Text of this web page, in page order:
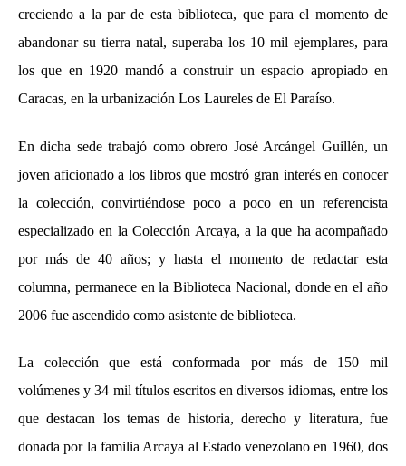
creciendo a la par de esta biblioteca, que para el momento de
abandonar su tierra natal, superaba los 10 mil ejemplares, para
los que en 1920 mandó a construir un espacio apropiado en
Caracas, en la urbanización Los Laureles de El Paraíso.
En dicha sede trabajó como obrero José Arcángel Guillén, un
joven aficionado a los libros que mostró gran interés en conocer
la colección, convirtiéndose poco a poco en un referencista
especializado en la Colección Arcaya, a la que ha acompañado
por más de 40 años; y hasta el momento de redactar esta
columna, permanece en la Biblioteca Nacional, donde en el año
2006 fue ascendido como asistente de biblioteca.
La colección que está conformada por más de 150 mil
volúmenes y 34 mil títulos escritos en diversos idiomas, entre los
que destacan los temas de historia, derecho y literatura, fue
donada por la familia Arcaya al Estado venezolano en 1960, dos